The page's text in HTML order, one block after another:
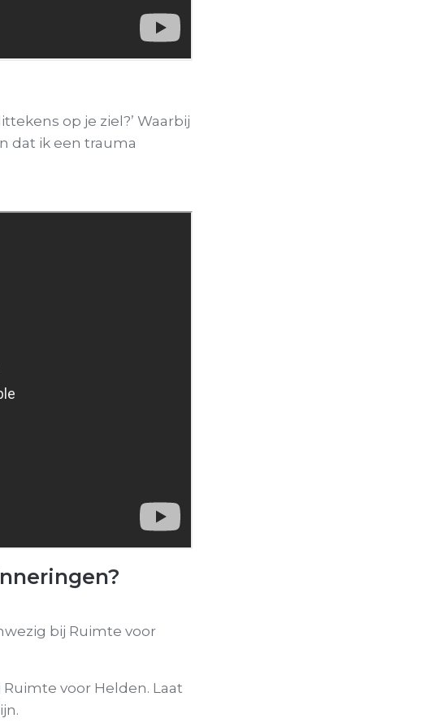
op je ziel?’ Waarbij
dat ik een trauma
bij Ruimte voor
voor Helden. Laat